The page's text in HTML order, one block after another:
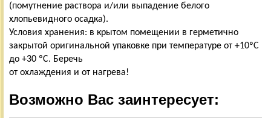
(помутнение раствора и/или выпадение белого
хлопьевидного осадка).
Условия хранения: в крытом помещении в герметично
закрытой оригинальной упаковке при температуре от +10ºС
до +30 ºС. Беречь
от охлаждения и от нагрева!
Возможно Вас заинтересует: